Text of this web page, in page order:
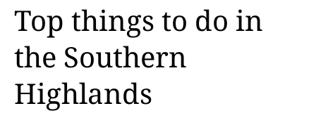
Top things to do in
the Southern
Highlands